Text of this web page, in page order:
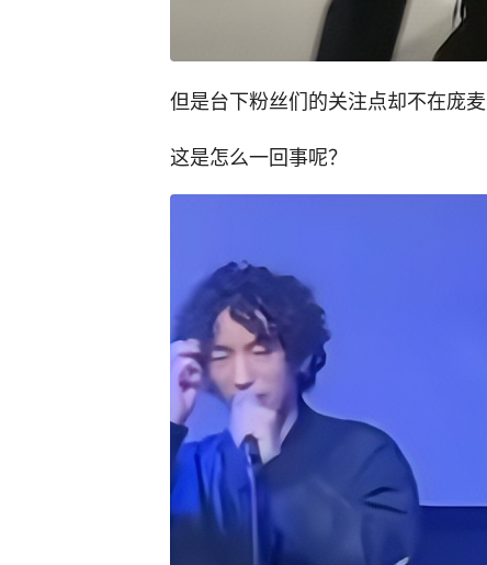
但是台下粉丝们的关注点却不在庞
这是怎么一回事呢？